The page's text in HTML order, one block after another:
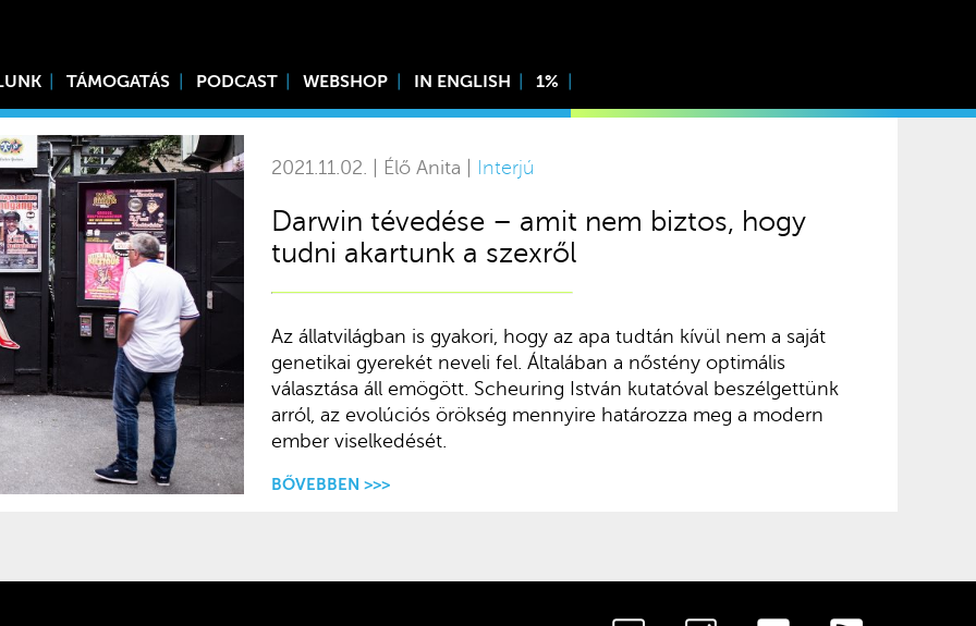
TÁMOGATÁS PODCAST WEBSHOP IN ENGLISH 1%
2021.11.02. | Élő Anita | Interjú
Darwin tévedése – amit nem biztos, hogy
tudni akartunk a szexről
Az állatvilágban is gyakori, hogy az apa tudtán kívül nem a saját
genetikai gyerekét neveli fel. Általában a nőstény optimális
választása áll emögött. Scheuring István kutatóval beszélgettünk
arról, az evolúciós örökség mennyire határozza meg a modern
ember viselkedését.
BŐVEBBEN >>>